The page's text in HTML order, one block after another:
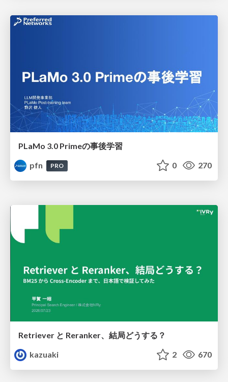
PLaMo 3.0 Primeの事後学習
pfn
PRO 0 270
Retriever と Reranker、結局どうする？
kazuaki
2 670